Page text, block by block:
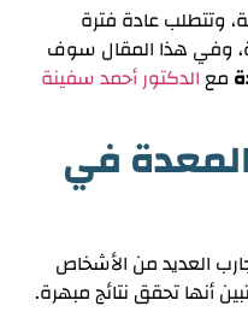
وتتطلب عادة فترة
أشهر إلى سنة، وفي هذا المقال سوف
معالدكتور أحمد سفينة
في
العديد من الأشخاص
أنها تحقق نتائج مبهرة.